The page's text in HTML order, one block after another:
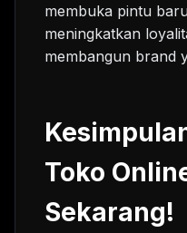
membuka pintu
meningkatkan
membangun brand
Toko
Sekarang!